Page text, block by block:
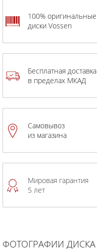
100% оригинальные
диски Vossen
Бесплатная доставка
в пределах МКАД
Самовывоз
из магазина
Мировая гарантия
5 лет
ФОТОГРАФИИ ДИСКА